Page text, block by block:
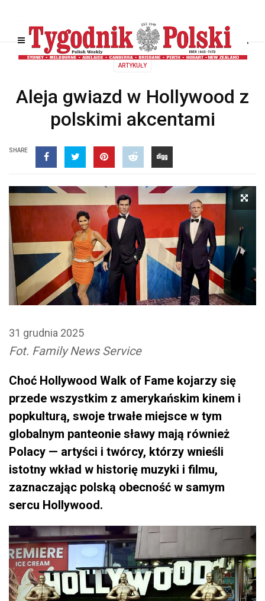
ARTYKUŁY
Aleja gwiazd w Hollywood z
polskimi akcentami
SHARE
31 grudnia 2025
Fot. Family News Service
Choć Hollywood Walk of Fame kojarzy się
przede wszystkim z amerykańskim kinem i
popkulturą, swoje trwałe miejsce w tym
globalnym panteonie sławy mają również
Polacy — artyści i twórcy, którzy wnieśli
istotny wkład w historię muzyki i filmu,
zaznaczając polską obecność w samym
sercu Hollywood.